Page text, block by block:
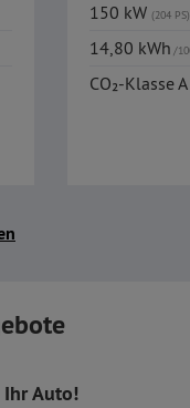
150 kW (204 PS)
14,80 kWh/
CO₂-Klasse A
Auto!